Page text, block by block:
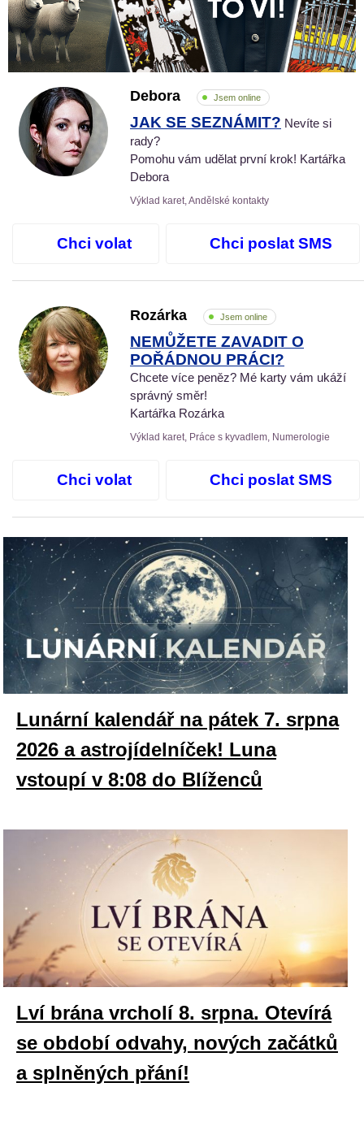
Debora Jsem online
JAK SE SEZNÁMIT? Nevíte si
rady?
Pomohu vám udělat první krok! Kartářka
Debora
Výklad karet, Andělské kontakty
Chci volat Chci poslat SMS
Rozárka Jsem online
NEMŮŽETE ZAVADIT O
POŘÁDNOU PRÁCI?
Chcete více peněz? Mé karty vám ukáží
správný směr!
Kartářka Rozárka
Výklad karet, Práce s kyvadlem, Numerologie
Chci volat Chci poslat SMS
Lunární kalendář na pátek 7. srpna
2026 a astrojídelníček! Luna
vstoupí v 8:08 do Blíženců
Lví brána vrcholí 8. srpna. Otevírá
se období odvahy, nových začátků
a splněných přání!